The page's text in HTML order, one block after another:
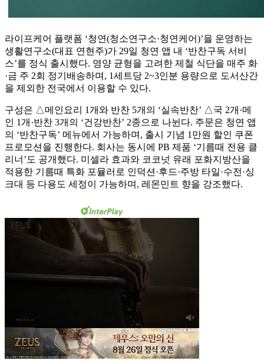
라이프케어 플랫폼 ‘청연(청소연구소·청연케어)’을 운영하는
생활연구소(대표 연현주)가 29일 청연 앱 내 ‘반찬구독 서비
스’를 정식 출시했다. 영양 균형을 고려한 제철 식단을 매주 화
·금 주 2회 정기배송하며, 1세트당 2~3인분 용량으로 도서산간
을 제외한 전국에서 이용할 수 있다.
구성은 △메인요리 1개와 반찬 5개의 ‘실속반찬’ △국 2개·메
인 1개·반찬 3개의 ‘건강반찬’ 2종으로 나뉜다. 주문은 청연 앱
의 ‘반찬구독’ 메뉴에서 가능하며, 출시 기념 1만원 할인 쿠폰
프로모션을 진행한다. 회사는 동시에 PB 제품 ‘기름때 전용 클
리너’도 공개했다. 미셀라 효과와 코코넛 유래 포화지방산을
적용한 기름때 특화 포뮬러로 인덕션·후드·주방 타일·수전·싱
크대 등 다용도 세정이 가능하며, 레몬민트 향을 강조했다.